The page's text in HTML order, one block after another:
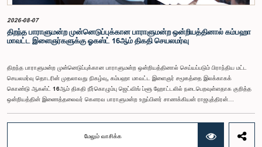
பாராளுமன்ற உறுப்பினர்களான ரவி கருணாநாயக்க, ருவந்திலக ஜயக்கொடி மற்றும் கதிரவேலு
சண்முகம் குகதாசன் ஆகியோர் கலந்துகொண்டனர்.
2026-08-07
திறந்த பாராளுமன்ற முன்னெடுப்புக்கான பாராளுமன்ற ஒன்றியத்தினால் கம்பஹா
மாவட்ட இளைஞர்களுக்கு ஓகஸ்ட் 16ஆம் திகதி செயலமர்வு
திறந்த பாராளுமன்ற முன்னெடுப்புக்கான பாராளுமன்ற ஒன்றியத்தினால் செய்யப்படும் பிராந்திய மட்ட
செயலமர்வு தொடரின் முதலாவது நிகழ்வு, கம்பஹா மாவட்ட இளைஞர் சமூகத்தை இலக்காகக்
கொண்டு ஆகஸ்ட் 16ஆம் திகதி நீர்கொழும்பு ஜெட்விங் ப்ளூ ஹோட்டலில் நடைபெறவுள்ளதாக குறித்த
ஒன்றியத்தின் இணைத்தலைவர் கௌரவ பாராளுமன்ற உறுப்பினர் சாணக்கியன் ராஜபுத்திரன்
பங்கேற்புடன் திறந்த பாராளுமன்றக் கருத்திட்டத்தை மேலும் முன்னெடுத்துச் செல்லும் நோக்கில் இந்த
மேலும் வாசிக்க